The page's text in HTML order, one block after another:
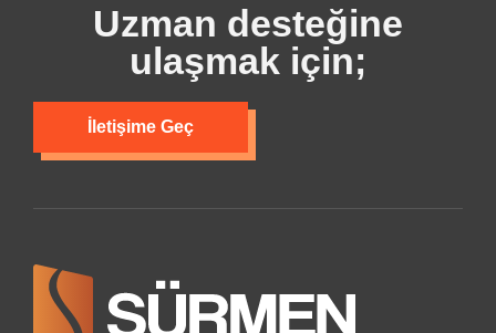
Uzman desteğine
ulaşmak için;
İletişime Geç